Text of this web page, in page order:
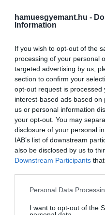
hamuesgyemant.hu -
Information
If you wish to opt-out of the
processing of your personal
targeted advertising by us,
section to confirm your
opt-out request is processed
interest-based ads based
us or personal information
your opt-out. You may
disclosure of your personal
IAB’s list of downstream
also be disclosed by us to
Downstream Participants
Please note that this
not limited to your visit or
Personal Data
I want to opt-out of the
—
2023
Az ásatások során tíz
több partfal és árok
maradványokat később
radiokarbonos
eredményekből pedig
hogy az erődöt
végén hozhatták létre.
8000 évvel ezelőtt
alakulhattak ki a